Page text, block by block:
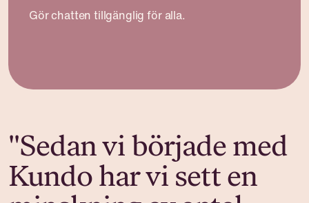
Gör chatten tillgänglig för alla.
"Sedan vi började med
Kundo har vi sett en